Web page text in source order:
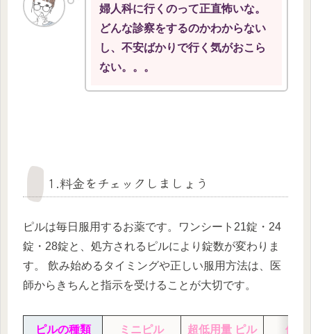
婦人科に行くのって正直怖いな。
どんな診察をするのかわからない
し、不安ばかりで行く気がおこら
ない。。。
1.料金をチェックしましょう
ピルは毎日服用するお薬です。ワンシート21錠・24
錠・28錠と、処方されるピルにより錠数が変わりま
す。 飲み始めるタイミングや正しい服用方法は、医
師からきちんと指示を受けることが大切です。
ピルの種類 ミニピル 超低用量 ピル 低用